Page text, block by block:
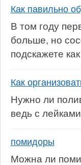
Как павильно
В том году
больше, но
подскажете
Как
Нужно ли
ведь с
помидоры
Можна ли